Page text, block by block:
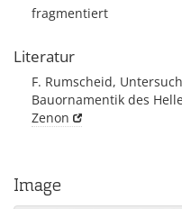
fragmentiert
Literatur
F. Rumscheid,
Bauornamentik des
Zenon
Image